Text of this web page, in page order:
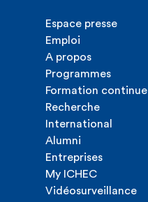
Espace presse
Emploi
A propos
Programmes
Formation continue
Recherche
International
Alumni
Entreprises
My ICHEC
Vidéosurveillance